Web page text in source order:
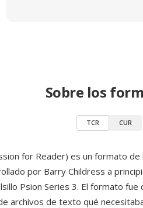
Sobre los
TCR CUR
for Reader) es un formato
por Barry Childress a
Psion Series 3. El formato fue
archivos de texto qué